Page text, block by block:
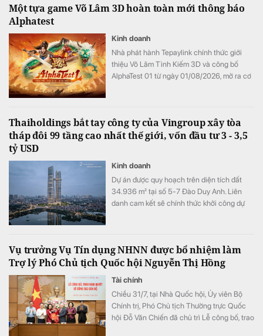
động sản cao cấp Việt Nam.
Một tựa game Võ Lâm 3D hoàn toàn mới thông báo
Alphatest
Kinh doanh
Nhà phát hành Tepaylink chính thức giới
thiệu Võ Lâm Tình Kiếm 3D và công bố
AlphaTest 01 từ ngày 01/08/2026, mở ra cơ
Thaiholdings bắt tay công ty của Vingroup xây tòa
tháp đôi 99 tầng cao nhất thế giới, vốn đầu tư 3 - 3,5
tỷ USD
Kinh doanh
Dự án được quy hoạch trên diện tích đất
34.936 m² tại số 5-7 Đào Duy Anh. Liên
danh cam kết sẽ chính thức khởi công dự
Vụ trưởng Vụ Tín dụng NHNN được bổ nhiệm làm
Trợ lý Phó Chủ tịch Quốc hội Nguyễn Thị Hồng
Tài chính
Chiều 31/7, tại Nhà Quốc hội, Ủy viên Bộ
Chính trị, Phó Chủ tịch Thường trực Quốc
hội Đỗ Văn Chiến đã chủ trì Lễ công bố, trao